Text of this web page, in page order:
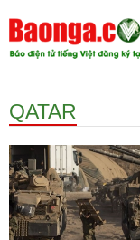
QATAR